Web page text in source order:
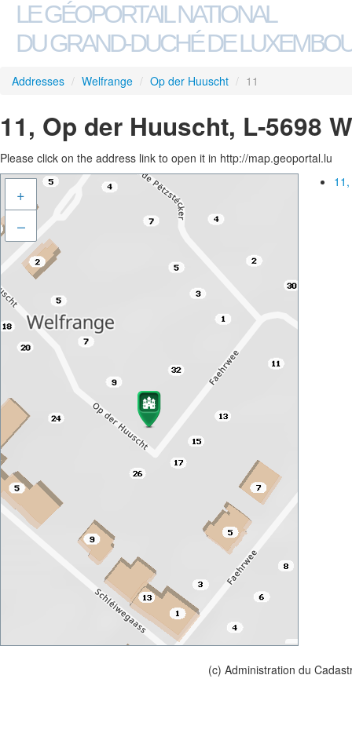
LE GÉOPORTAIL NATIONAL
DU GRAND-DUCHÉ DE
Addresses / Welfrange / Op der Huuscht / 11
11, Op der Huuscht, L-5698
Please click on the address link to open it in http://map.geoportal.lu
+
–
(c) Administration du